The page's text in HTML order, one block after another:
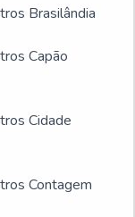
Brasilândia
Capão
Cidade
Contagem